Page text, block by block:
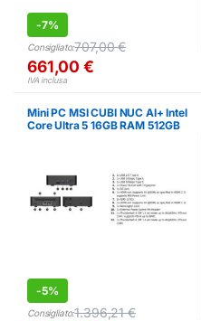
-7%
Consigliato:707,00€
661,00€
IVA inclusa
Mini PC MSI CUBI NUC AI+ Intel
Core Ultra 5 16GB RAM 512GB
-5%
Consigliato:1.396,21€